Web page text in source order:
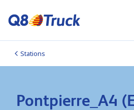
Stations
Pontpierre_A4